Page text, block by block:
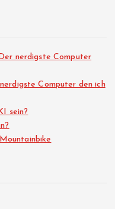
nerdigste Computer
Computer den ich
sein?